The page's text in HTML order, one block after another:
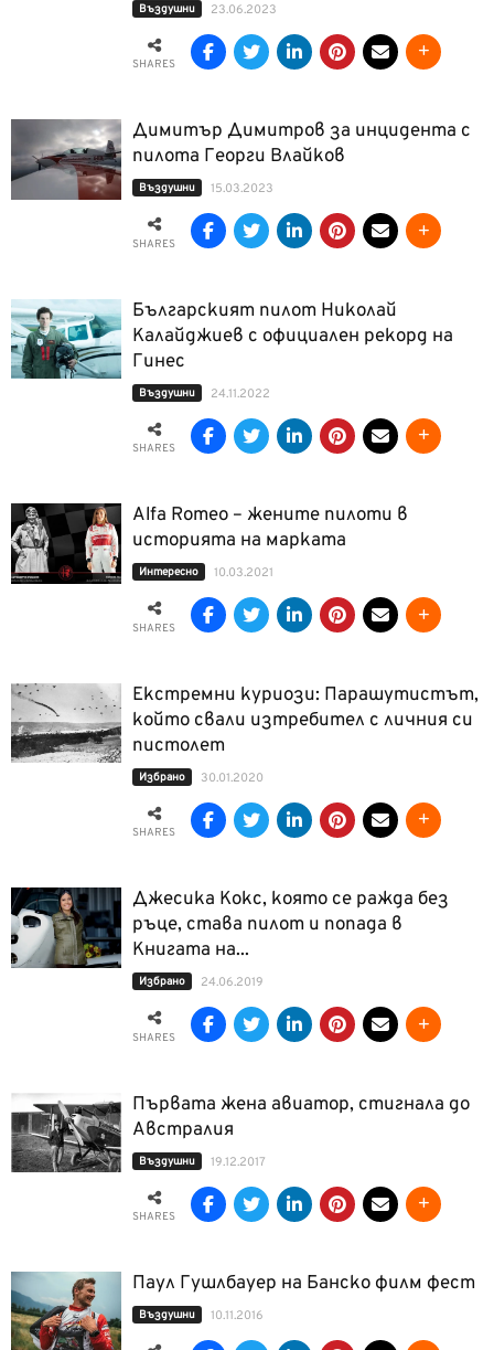
Въздушни 23.06.2023
SHARES
Димитър Димитров за инцидента с
пилота Георги Влайков
Въздушни 15.03.2023
SHARES
Българският пилот Николай
Калайджиев с официален рекорд на
Гинес
Въздушни 24.11.2022
SHARES
Alfa Romeo – жените пилоти в
историята на марката
Интерeсно 10.03.2021
SHARES
Екстремни куриози: Парашутистът,
който свали изтребител с личния си
пистолет
Избрано 30.01.2020
SHARES
Джесика Кокс, която се ражда без
ръце, става пилот и попада в
Книгата на...
Избрано 24.06.2019
SHARES
Първата жена авиатор, стигнала до
Австралия
Въздушни 19.12.2017
SHARES
Паул Гушлбауер на Банско филм фест
Въздушни 10.11.2016